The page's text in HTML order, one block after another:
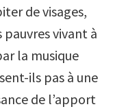
de visages,
vivant à
la musique
ils pas à une
de l’apport